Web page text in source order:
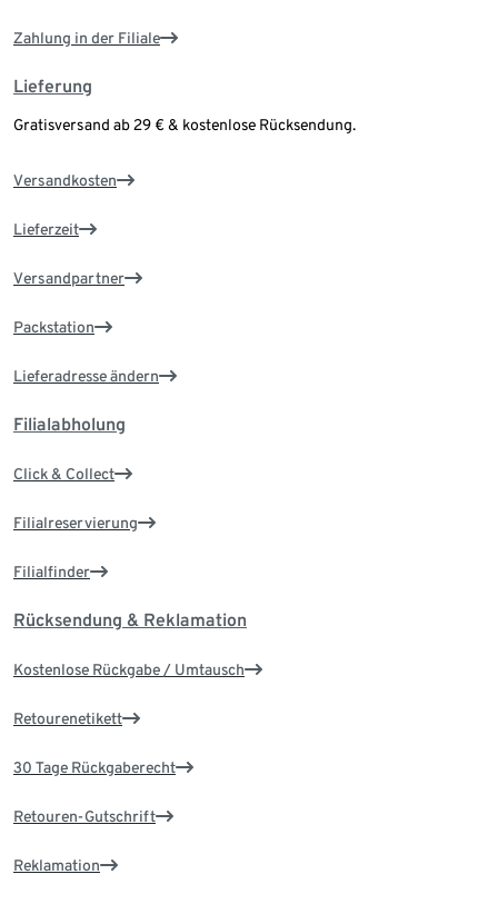
Zahlung in der Filiale
Lieferung
Gratisversand ab 29 € & kostenlose Rücksendung.
Versandkosten
Lieferzeit
Versandpartner
Packstation
Lieferadresse ändern
Filialabholung
Click & Collect
Filialreservierung
Filialfinder
Rücksendung & Reklamation
Kostenlose Rückgabe / Umtausch
Retourenetikett
30 Tage Rückgaberecht
Retouren-Gutschrift
Reklamation